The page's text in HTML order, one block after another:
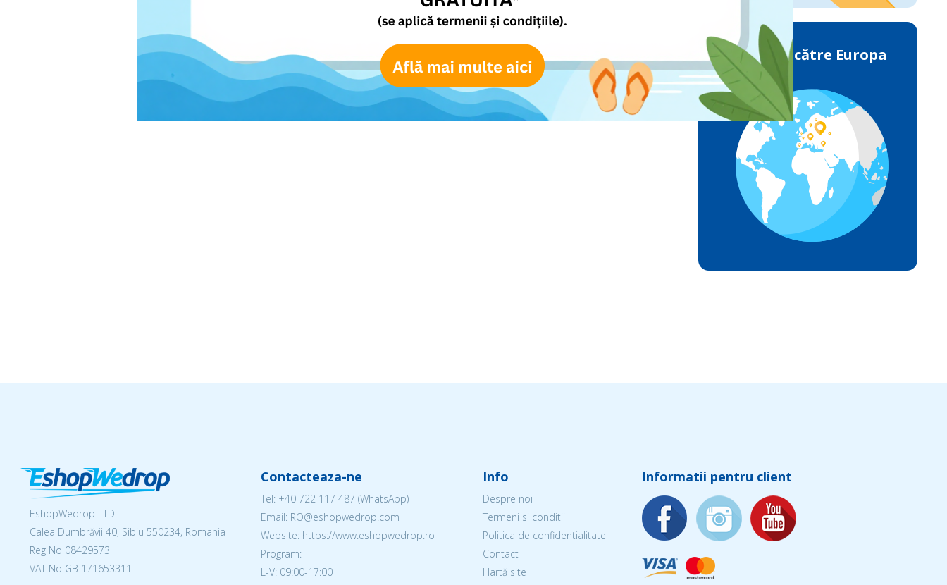
Livrările către Europa
EshopWedrop LTD
Calea Dumbrăvii 40, Sibiu 550234, Romania
Reg No 08429573
VAT No GB 171653311
Contacteaza-ne
Tel: +40 722 117 487 (WhatsApp)
Email: RO@eshopwedrop.com
Website: https://www.eshopwedrop.ro
Program:
L-V: 09:00-17:00
Info
Despre noi
Termeni si conditii
Politica de confidentialitate
Contact
Hartă site
Informatii pentru client